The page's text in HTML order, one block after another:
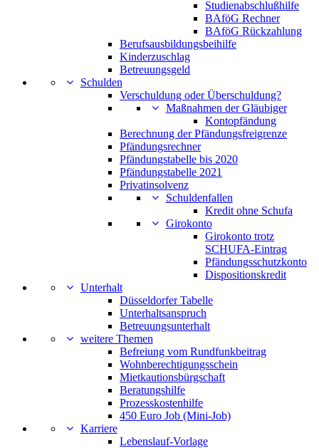
Studienabschlußhilfe
BAföG Rechner
BAföG Rückzahlung
Berufsausbildungsbeihilfe
Kinderzuschlag
Betreuungsgeld
Schulden
Verschuldung oder Überschuldung?
Maßnahmen der Gläubiger
Kontopfändung
Berechnung der Pfändungsfreigrenze
Pfändungsrechner
Pfändungstabelle bis 2020
Pfändungstabelle 2021
Privatinsolvenz
Schuldenfallen
Kredit ohne Schufa
Girokonto
Girokonto trotz
SCHUFA-Eintrag
Pfändungsschutzkonto
Dispositionskredit
Unterhalt
Düsseldorfer Tabelle
Unterhaltsanspruch
Betreuungsunterhalt
weitere Themen
Befreiung vom Rundfunkbeitrag
Wohnberechtigungsschein
Mietkautionsbürgschaft
Beratungshilfe
Prozesskostenhilfe
450 Euro Job (Mini-Job)
Karriere
Lebenslauf-Vorlage